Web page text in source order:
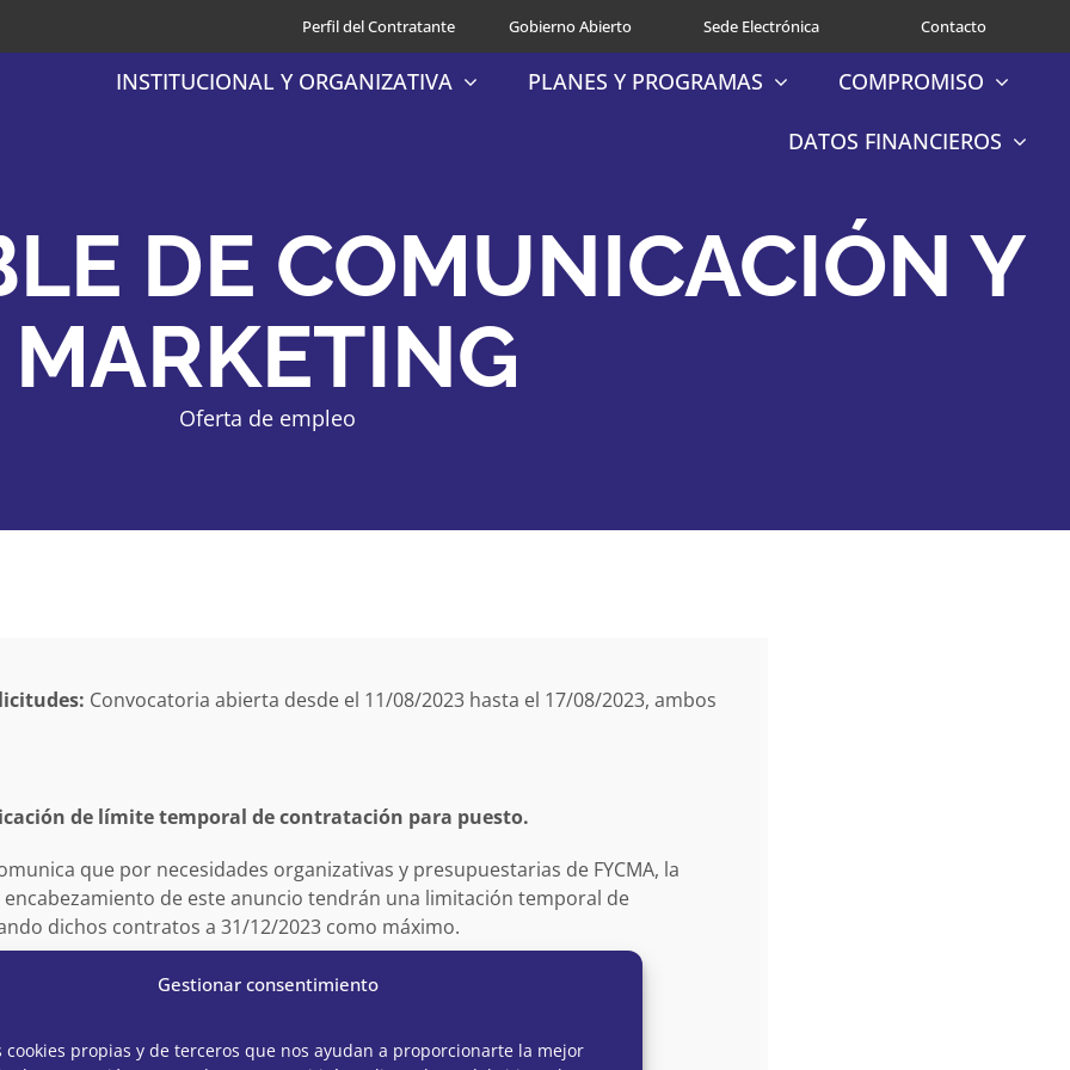
Gestionar consentimiento
cookies propias y de terceros que nos ayudan a proporcionarte la mejor
Perfil del Contratante Gobierno Abierto Sede Electrónica Contacto
INSTITUCIONAL Y ORGANIZATIVA PLANES Y PROGRAMAS COMPROMISO
DATOS FINANCIEROS
DE COMUNICACIÓN Y
MARKETING
Oferta de empleo
Convocatoria abierta desde el 11/08/2023 hasta el 17/08/2023, ambos
de límite temporal de contratación para puesto.
que por necesidades organizativas y presupuestarias de FYCMA, la
encabezamiento de este anuncio tendrán una limitación temporal de
dichos contratos a 31/12/2023 como máximo.